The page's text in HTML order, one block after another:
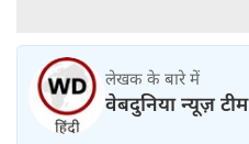
लेखक के बारे में
वेबदुनिया न्यूज़ टीम